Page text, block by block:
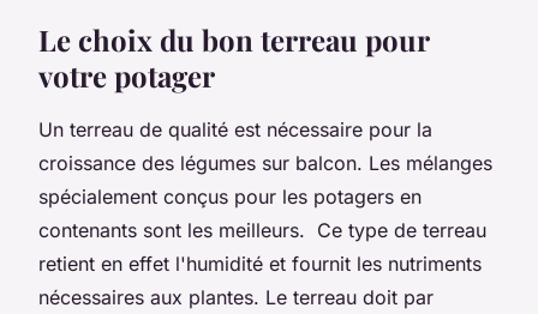
Le choix du bon terreau pour
votre potager
Un terreau de qualité est nécessaire pour la
croissance des légumes sur balcon. Les mélanges
spécialement conçus pour les potagers en
contenants sont les meilleurs. Ce type de terreau
retient en effet l'humidité et fournit les nutriments
nécessaires aux plantes. Le terreau doit par